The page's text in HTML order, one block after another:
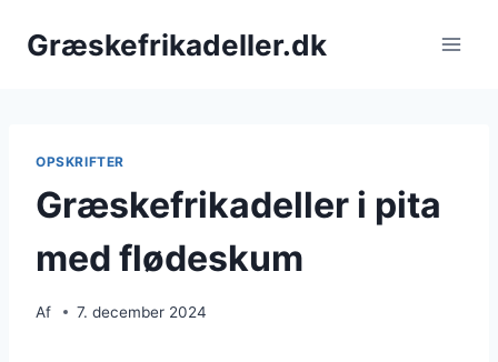
Græskefrikadeller.dk
OPSKRIFTER
Græskefrikadeller i pita
med flødeskum
Af 7. december 2024